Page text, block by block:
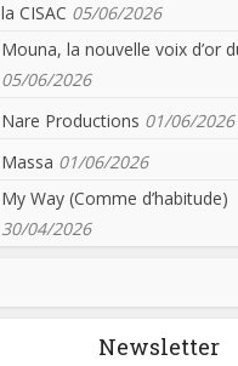
la CISAC 05/06/2026
Mouna, la nouvelle voix d’or
05/06/2026
Nare Productions 01/06/2026
Massa 01/06/2026
My Way (Comme d’habitude)
30/04/2026
Newsletter